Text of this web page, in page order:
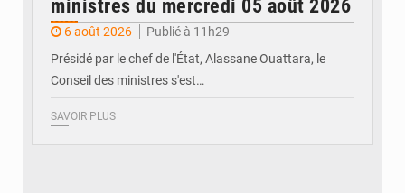
ministres du mercredi 05 août 2026
6 août 2026
Publié à 11h29
Présidé par le chef de l'État, Alassane Ouattara, le
Conseil des ministres s'est…
SAVOIR PLUS